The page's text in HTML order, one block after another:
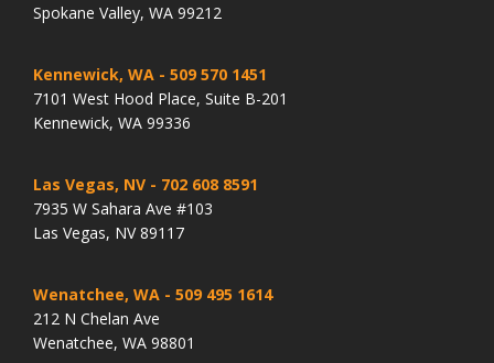
Spokane Valley, WA 99212
Kennewick, WA - 509 570 1451
7101 West Hood Place, Suite B-201
Kennewick, WA 99336
Las Vegas, NV - 702 608 8591
7935 W Sahara Ave #103
Las Vegas, NV 89117
Wenatchee, WA - 509 495 1614
212 N Chelan Ave
Wenatchee, WA 98801